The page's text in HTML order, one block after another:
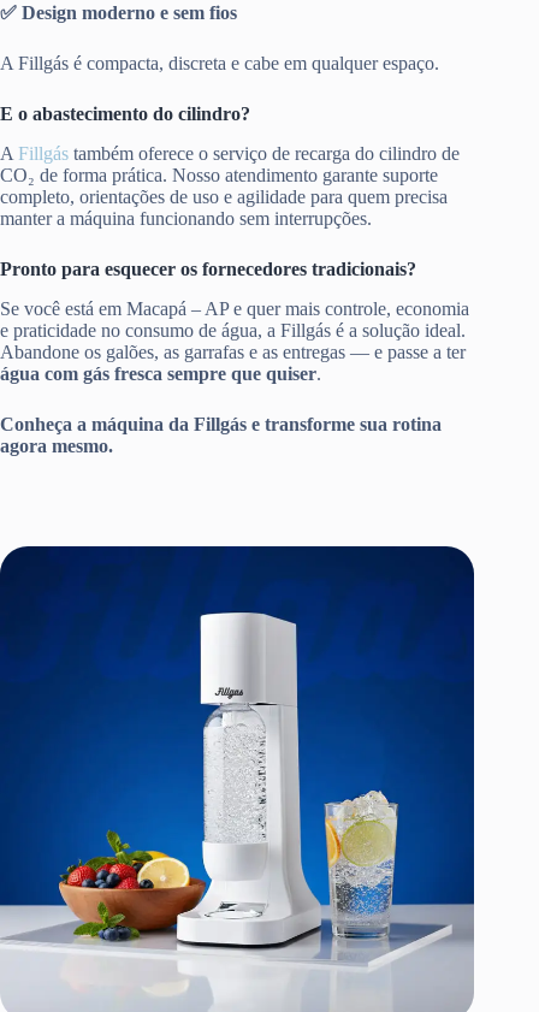
✅ Design moderno e sem fios
A Fillgás é compacta, discreta e cabe em qualquer espaço.
E o abastecimento do cilindro?
A Fillgás também oferece o serviço de recarga do cilindro de
CO₂ de forma prática. Nosso atendimento garante suporte
completo, orientações de uso e agilidade para quem precisa
manter a máquina funcionando sem interrupções.
Pronto para esquecer os fornecedores tradicionais?
Se você está em Macapá – AP e quer mais controle, economia
e praticidade no consumo de água, a Fillgás é a solução ideal.
Abandone os galões, as garrafas e as entregas — e passe a ter
água com gás fresca sempre que quiser.
Conheça a máquina da Fillgás e transforme sua rotina
agora mesmo.